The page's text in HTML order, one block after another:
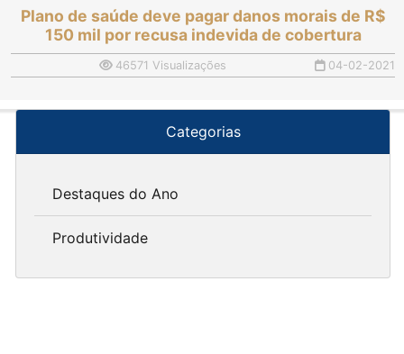
Plano de saúde deve pagar danos morais de R$
150 mil por recusa indevida de cobertura
46571 Visualizações 04-02-2021
Categorias
Destaques do Ano
Produtividade